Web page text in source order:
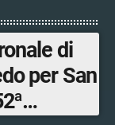
di
per San